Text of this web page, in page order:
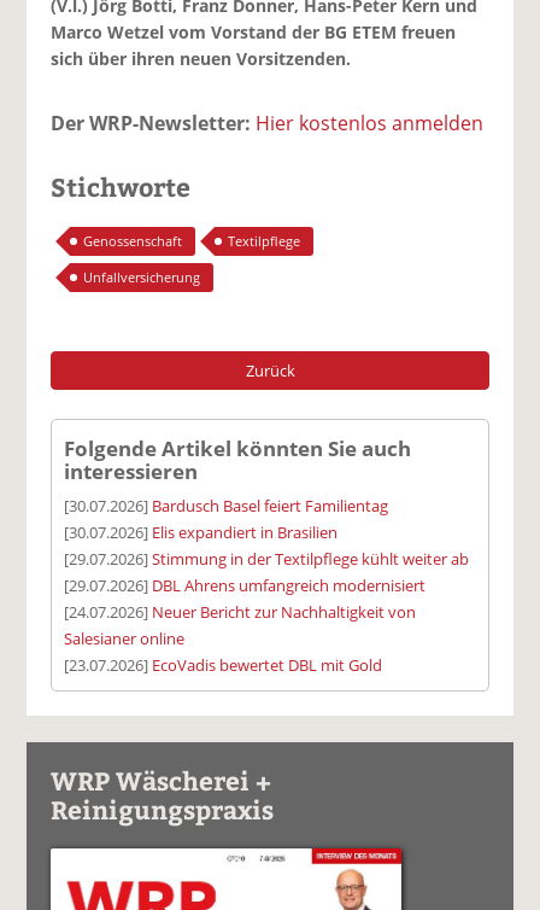
(V.l.) Jörg Botti, Franz Donner, Hans-Peter Kern und
Marco Wetzel vom Vorstand der BG ETEM freuen
sich über ihren neuen Vorsitzenden.
Der WRP-Newsletter: Hier kostenlos anmelden
Stichworte
Genossenschaft
Textilpflege
Unfallversicherung
Zurück
Folgende Artikel könnten Sie auch
interessieren
[30.07.2026] Bardusch Basel feiert Familientag
[30.07.2026] Elis expandiert in Brasilien
[29.07.2026]Stimmung in der Textilpflege kühlt weiter ab
[29.07.2026] DBL Ahrens umfangreich modernisiert
[24.07.2026] Neuer Bericht zur Nachhaltigkeit von
Salesianer online
[23.07.2026] EcoVadis bewertet DBL mit Gold
WRP Wäscherei +
Reinigungspraxis